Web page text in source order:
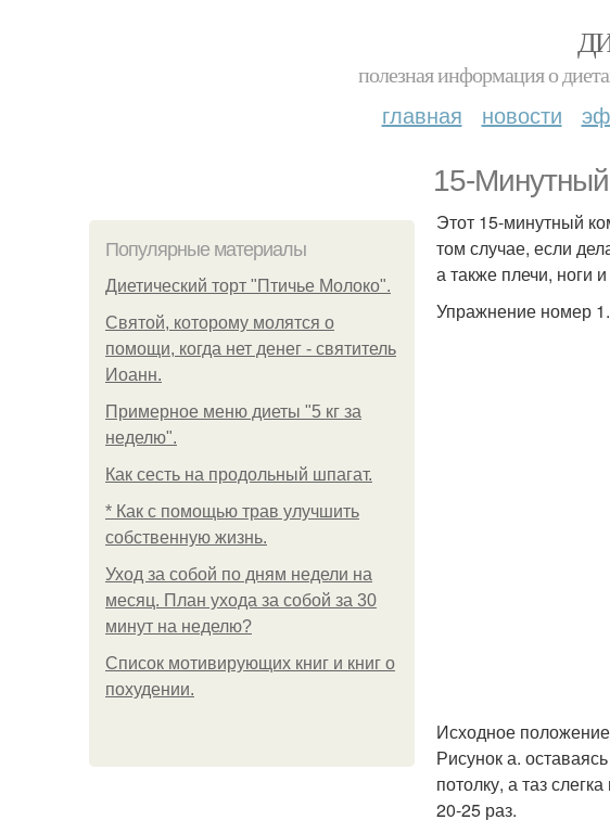
полезная информация о
главная новости
15-Минутный
Популярные материалы
Диетический торт "Птичье Молоко".
Святой, которому молятся о
помощи, когда нет денег - святитель
Иоанн.
Примерное меню диеты "5 кг за
неделю".
Как сесть на продольный шпагат.
* Как с помощью трав улучшить
собственную жизнь.
Уход за собой по дням недели на
месяц. План ухода за собой за 30
минут на неделю?
Список мотивирующих книг и книг о
похудении.
Этот 15-минутный
том случае, если
а также плечи, ноги
Упражнение номер 1.
Исходное
Рисунок а.
потолку, а таз
20-25 раз.